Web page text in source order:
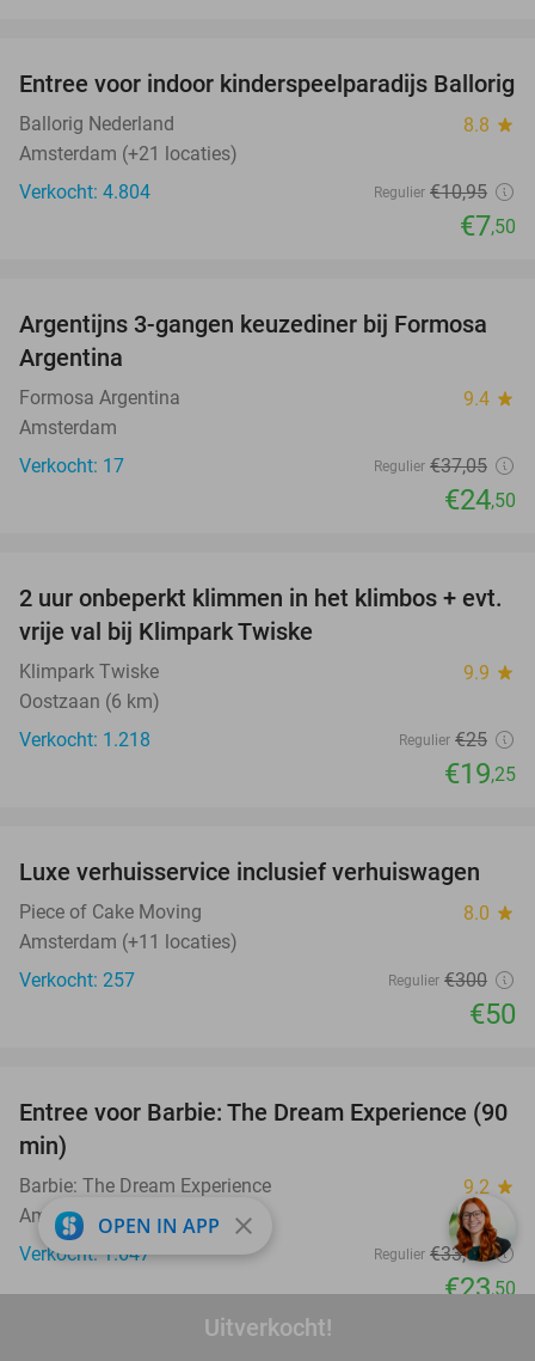
Uitverkocht!
32%
Entree voor indoor kinderspeelparadijs Ballorig
Ballorig Nederland 8.8 star
Amsterdam (+21 locaties)
Verkocht: 4.804
Regulier €10,95
€7,50
34%
Argentijns 3-gangen keuzediner bij Formosa
Argentina
Formosa Argentina 9.4 star
Amsterdam
Verkocht: 17
Regulier €37,05
€24,50
23%
2 uur onbeperkt klimmen in het klimbos + evt.
vrije val bij Klimpark Twiske
Klimpark Twiske 9.9 star
Oostzaan (6 km)
Verkocht: 1.218
Regulier €25
€19,25
83%
Luxe verhuisservice inclusief verhuiswagen
Piece of Cake Moving 8.0 star
Amsterdam (+11 locaties)
Verkocht: 257
Regulier €300
€50
30%
Entree voor Barbie: The Dream Experience (90
min)
Barbie: The Dream Experience 9.2 star
Amsterdam
Verkocht: 1.647
Regulier €33,50
€23,50
OPEN IN APP close